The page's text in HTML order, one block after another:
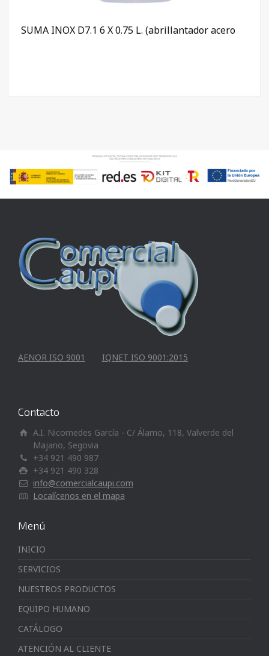
SUMA INOX D7.1 6 X 0.75 L. (abrillantador acero
AENOR ISO 9001 IQNET ISO 9001:2015
Contacto
A.I. Nicomedes García - C/ Álamo, 118, Valverde del
Majano, Segovia
+34 921 490 987
+34 921 490 328
info@comercialcaupi.com
Localícenos en el mapa
Menú
INICIO
SERVICIOS
NUESTROS PRODUCTOS
EQUIPO HUMANO
CATÁLOGO
ATENCIÓN AL CLIENTE